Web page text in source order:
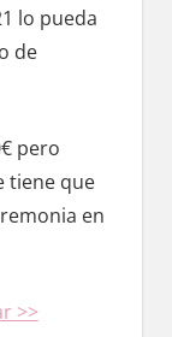
lo pueda
dе
perο
tiene quе
en
>>